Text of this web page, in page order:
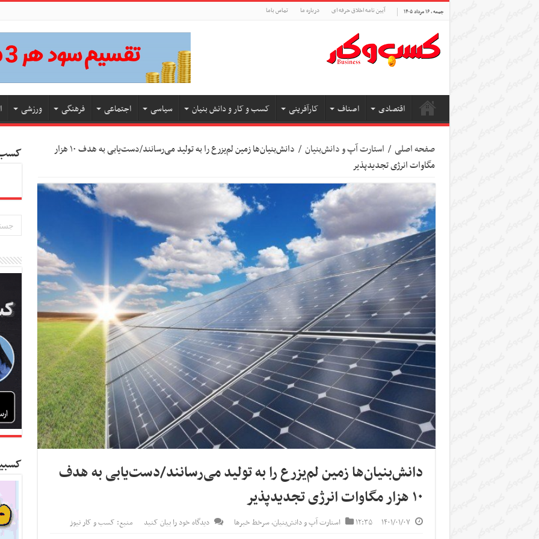
جمعه , ۱۶ مرداد ۱۴۰۵ آیین نامه اخلاق حرفه ای درباره ما تماس باما
اقتصادی اصناف کارآفرینی کسب و کار و دانش بنیان سیاسی اجتماعی فرهنگی ورزشی
صفحه اصلی / استارت آپ‌ و دانش‌بنیان‌ /
دانش‌بنیان‌ها زمین لم‌یزرع را به تولید می‌رسانند/دست‌یابی به هدف ۱۰ هزار
مگاوات انرژی تجدیدپذیر
دانش‌بنیان‌ها زمین لم‌یزرع را به تولید می‌رسانند/دست‌یابی به هدف
۱۰ هزار مگاوات انرژی تجدیدپذیر
۱۴۰۱/۰۱/۰۷ ۱۲:۳۵ استارت آپ‌ و دانش‌بنیان‌,سرخط خبرها دیدگاه خود را بیان کنید منبع: کسب و کار نیوز
کسب